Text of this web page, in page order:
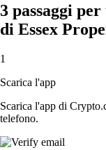
3 passaggi
di Essex
1
Scarica l'app
Scarica l'app di
telefono.